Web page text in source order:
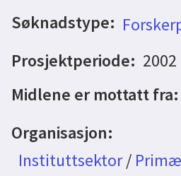
Søknadstype:
Prosjektperiode:
Midlene er mottatt fra:
Organisasjon:
Instituttsektor/